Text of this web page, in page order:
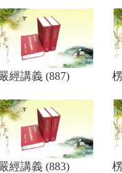
經講義 (887)
經講義 (883)